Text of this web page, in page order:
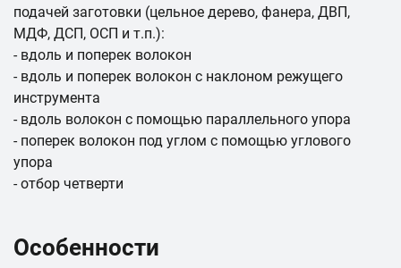
подачей заготовки (цельное дерево, фанера, ДВП,
МДФ, ДСП, ОСП и т.п.):
- вдоль и поперек волокон
- вдоль и поперек волокон с наклоном режущего
инструмента
- вдоль волокон с помощью параллельного упора
- поперек волокон под углом с помощью углового
упора
- отбор четверти
Особенности